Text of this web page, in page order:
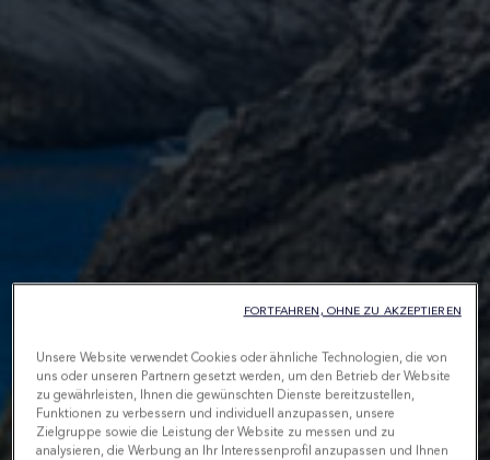
Unsere Website verwendet Cookies oder ähnliche Technologien, die von
uns oder unseren Partnern gesetzt werden, um den Betrieb der Website
zu gewährleisten, Ihnen die gewünschten Dienste bereitzustellen,
Funktionen zu verbessern und individuell anzupassen, unsere
Zielgruppe sowie die Leistung der Website zu messen und zu
analysieren, die Werbung an Ihr Interessenprofil anzupassen und Ihnen
FORTFAHREN, OHNE ZU AKZEPTIEREN